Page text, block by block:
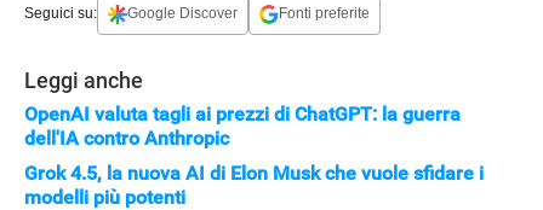
vantaggi competitivi reali senza benefici tangibili.
Seguici su: Google Discover Fonti preferite
Leggi anche
OpenAI valuta tagli ai prezzi di ChatGPT: la guerra
dell'IA contro Anthropic
Grok 4.5, la nuova AI di Elon Musk che vuole sfidare i
modelli più potenti